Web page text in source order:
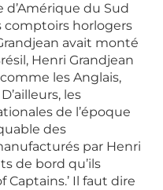
du Sud
comptoirs horlogers
avait monté
Henri Grandjean
les Anglais,
les
de l’époque
des
par Henri
de bord qu’ils
Captains.’ Il faut dire